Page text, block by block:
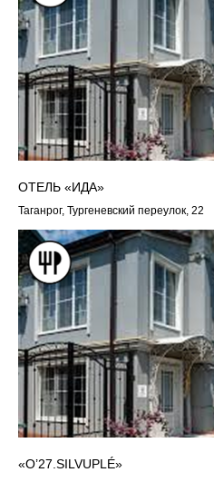
ОТЕЛЬ «ИДА»
Таганрог, Тургеневский переулок, 22
«O’27.SILVUPLÉ»